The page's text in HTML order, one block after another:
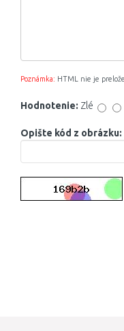
Poznámka: HTML nie je
Hodnotenie: Zlé
Opište kód z obrázku: